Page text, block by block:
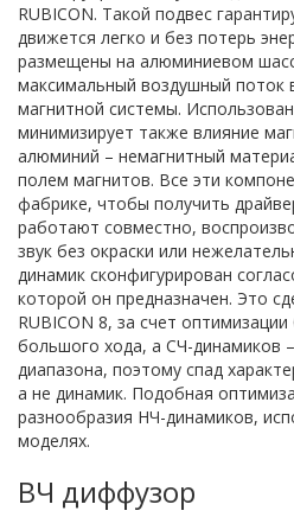
RUBICON. Такой подвес
движется легко и без потерь
размещены на алюминиевом
максимальный воздушный поток
магнитной системы.
минимизирует также влияние
алюминий – немагнитный
полем магнитов. Все эти
фабрике, чтобы получить
работают совместно,
звук без окраски или
динамик сконфигурирован
которой он предназначен. Это
RUBICON 8, за счет
большого хода, а СЧ-динамиков
диапазона, поэтому спад
а не динамик. Подобная
разнообразия НЧ-динамиков,
моделях.
ВЧ диффузор